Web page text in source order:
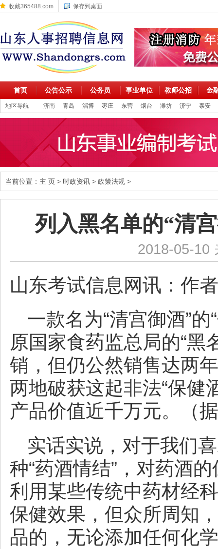
收藏365488.com 保存到桌面
首页 公告公示 公务员 事业单位 教师公招 金
地区导航 济南 青岛 淄博 枣庄 东营 烟台 潍坊 济宁 泰安
当前位置： 主 页 > 时政资讯 > 政策法规 >
列入黑名单的“清
2018-05-10
山东考试信息网讯： 作
一款名为“清宫御酒”
原国家食药监总局的“黑
销，但仍公然销售达两
两地破获这起非法“保健
产品价值近千万元。（
实话实说，对于我们
种“药酒情结”，对药酒
利用某些传统中药材经
保健效果，但众所周知
品的，无论添加任何化